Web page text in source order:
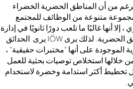
من أن المناطق الحضرية الخضراء
متنوعة من الوظائف للمجتمع
إلا أنها غالبًا ما تلعب دورًا ثانويًا في إدارة
المناطق الحضرية. لذلك يرى IÖW يرى الحدائق
الموجودة على أنها "مختبرات حقيقية" ،
خلالها استخلاص توصيات بحثية للعمل
تخطيط أكثر استدامة وخضرة لاستخدام